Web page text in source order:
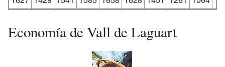
Economía de Vall de Laguart